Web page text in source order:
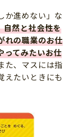
か進めない」な
自然と社会性を
れの職業のお仕
ってみたいお仕
た、マスには指
えたいときにも